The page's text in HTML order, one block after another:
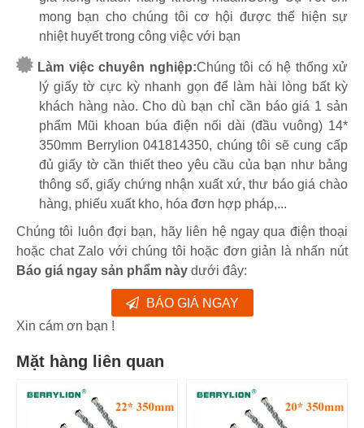
mong bạn cho chúng tôi cơ hội được thể hiện sự
nhiệt huyết trong công việc với bạn
Làm việc chuyên nghiệp:Chúng tôi có hệ thống xử
lý giấy tờ cực kỳ nhanh gọn để làm hài lòng bất kỳ
khách hàng nào. Cho dù bạn chỉ cần báo giá 1 sản
phẩm Mũi khoan búa điện nối dài (đầu vuông) 14*
350mm Berrylion 041814350, chúng tôi sẽ cung cấp
đủ giấy tờ cần thiết theo yêu cầu của bạn như bảng
thông số, giấy chứng nhận xuất xứ, thư báo giá chào
hàng, phiếu xuất kho, hóa đơn hợp pháp,...
Chúng tôi luôn đợi bạn, hãy liên hệ ngay qua điện thoại
hoặc chat Zalo với chúng tôi hoặc đơn giản là nhấn nút
Báo giá ngay sản phẩm này dưới đây:
BÁO GIÁ NGAY
Xin cám ơn bạn !
Mặt hàng liên quan